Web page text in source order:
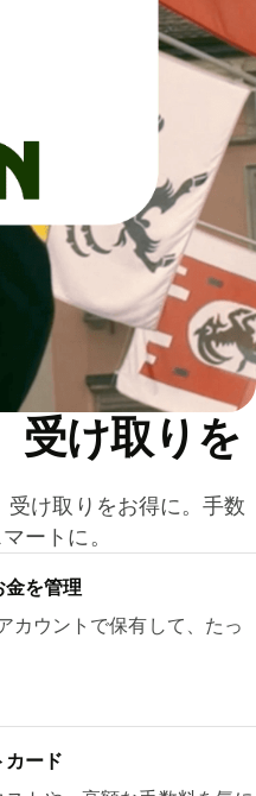
受け取りを
け取りをお得に。手数
ートに。
を管理
カウントで保有して、たっ
ード